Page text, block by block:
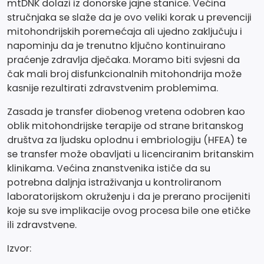
mtDNK dolazi iz donorske jajne stanice. Većina
stručnjaka se slaže da je ovo veliki korak u prevenciji
mitohondrijskih poremećaja ali ujedno zaključuju i
napominju da je trenutno ključno kontinuirano
praćenje zdravlja dječaka. Moramo biti svjesni da
čak mali broj disfunkcionalnih mitohondrija može
kasnije rezultirati zdravstvenim problemima.
Zasada je transfer diobenog vretena odobren kao
oblik mitohondrijske terapije od strane britanskog
društva za ljudsku oplodnu i embriologiju (HFEA) te
se transfer može obavljati u licenciranim britanskim
klinikama. Većina znanstvenika ističe da su
potrebna daljnja istraživanja u kontroliranom
laboratorijskom okruženju i da je prerano procijeniti
koje su sve implikacije ovog procesa bile one etičke
ili zdravstvene.
Izvor: